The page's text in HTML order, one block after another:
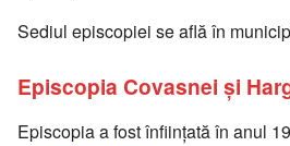
Sediul episcopiei se află în
Episcopia Covasnei și
Episcopia a fost înființată în anul